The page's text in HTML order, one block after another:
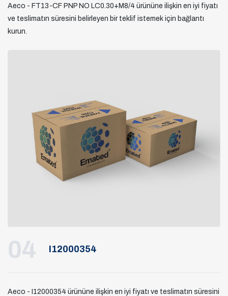
Aeco - FT13-CF PNP NO LC0.30+M8/4 ürününe ilişkin en iyi fiyatı
ve teslimatın süresini belirleyen bir teklif istemek için bağlantı
kurun.
04 I12000354
Aeco - I12000354 ürününe ilişkin en iyi fiyatı ve teslimatın süresini